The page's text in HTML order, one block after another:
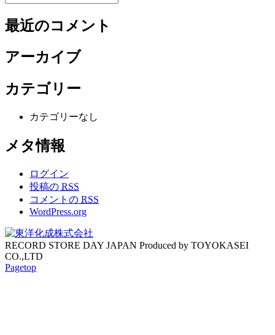
最近のコメント
アーカイブ
カテゴリー
カテゴリーなし
メタ情報
ログイン
投稿の RSS
コメントの RSS
WordPress.org
RECORD STORE DAY JAPAN Produced by TOYOKASEI
CO.,LTD
Pagetop